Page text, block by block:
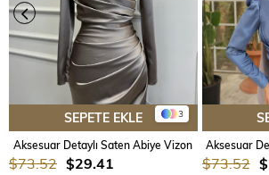
3
SEPETE EKLE
Aksesuar Detaylı Saten Abiye Vizon
$29.41
$73.52
Aksesuar
$73.52